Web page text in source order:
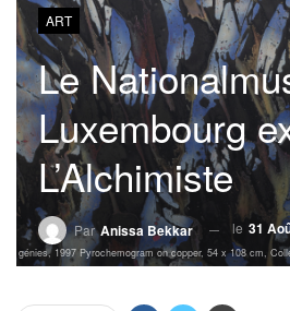
ART
Le
Luxembourg
L’Alchimiste
ParAnissa Bekkar le 31
de génies, 1997 Pyrochemogram on copper, 54 x 108 cm,